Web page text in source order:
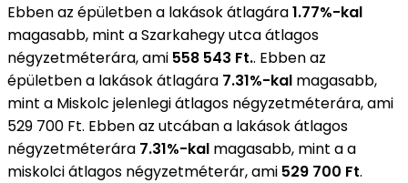
Ebben az épületben a lakások átlagára1.77%-kal
magasabb, mint a Szarkahegy utca átlagos
négyzetméterára, ami 558 543 Ft.. Ebben az
épületben a lakások átlagára 7.31%-kal magasabb,
mint a Miskolc jelenlegi átlagos négyzetméterára, ami
529 700 Ft. Ebben az utcában a lakások átlagos
négyzetméterára 7.31%-kal magasabb, mint a a
miskolci átlagos négyzetméterár, ami 529 700 Ft.